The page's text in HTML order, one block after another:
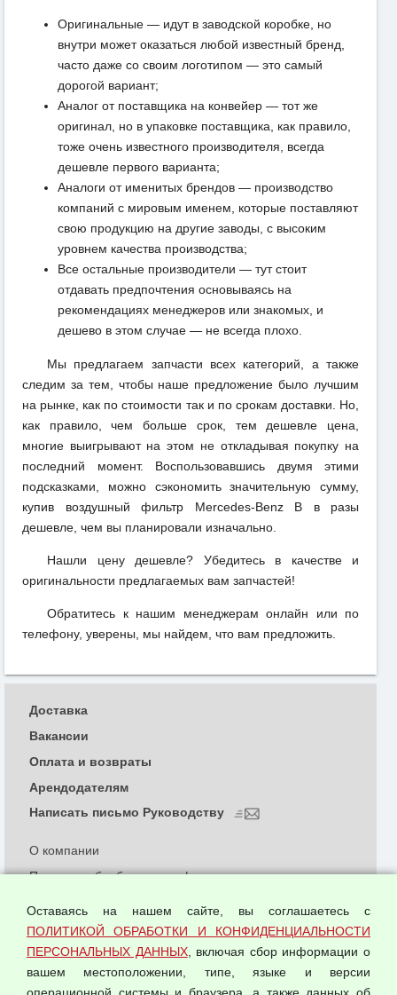
Оригинальные — идут в заводской коробке, но
внутри может оказаться любой известный бренд,
часто даже со своим логотипом — это самый
дорогой вариант;
Аналог от поставщика на конвейер — тот же
оригинал, но в упаковке поставщика, как правило,
тоже очень известного производителя, всегда
дешевле первого варианта;
Аналоги от именитых брендов — производство
компаний с мировым именем, которые поставляют
свою продукцию на другие заводы, с высоким
уровнем качества производства;
Все остальные производители — тут стоит
отдавать предпочтения основываясь на
рекомендациях менеджеров или знакомых, и
дешево в этом случае — не всегда плохо.
Мы предлагаем запчасти всех категорий, а также
следим за тем, чтобы наше предложение было лучшим
на рынке, как по стоимости так и по срокам доставки. Но,
как правило, чем больше срок, тем дешевле цена,
многие выигрывают на этом не откладывая покупку на
последний момент. Воспользовавшись двумя этими
подсказками, можно сэкономить значительную сумму,
купив воздушный фильтр Mercedes-Benz B в разы
дешевле, чем вы планировали изначально.
Нашли цену дешевле? Убедитесь в качестве и
оригинальности предлагаемых вам запчастей!
Обратитесь к нашим менеджерам онлайн или по
телефону, уверены, мы найдем, что вам предложить.
О компании
Политика обработки и конфиденциальности
Согласием на обработку персональных данных
Оферта оптовой купли-продажи
Публичная оферта
Доставка
Вакансии
Оплата и возвраты
Арендодателям
Написать письмо Руководству
Оставаясь на нашем сайте, вы соглашаетесь с
ПОЛИТИКОЙ ОБРАБОТКИ И КОНФИДЕНЦИАЛЬНОСТИ
ПЕРСОНАЛЬНЫХ ДАННЫХ, включая сбор информации о
вашем местоположении, типе, языке и версии